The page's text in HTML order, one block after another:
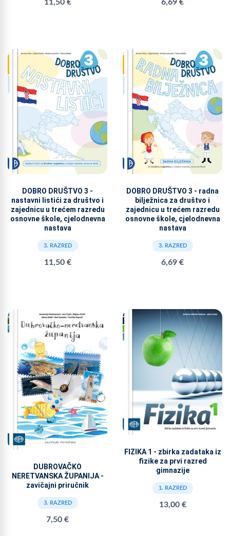
11,50 € 6,69 €
DOBRO DRUŠTVO 3 -
nastavni listići za društvo i
zajednicu u trećem razredu
osnovne škole, cjelodnevna
nastava
3. RAZRED
11,50 €
DOBRO DRUŠTVO 3 - radna
bilježnica za društvo i
zajednicu u trećem razredu
osnovne škole, cjelodnevna
nastava
3. RAZRED
6,69 €
DUBROVAČKO
NERETVANSKA ŽUPANIJA -
zavičajni priručnik
3. RAZRED
7,50 €
FIZIKA 1 - zbirka zadataka iz
fizike za prvi razred
gimnazije
1. RAZRED
13,00 €